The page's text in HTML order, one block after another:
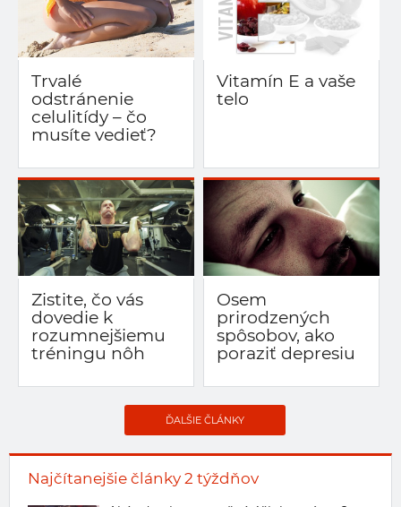
Najčítanejšie články 2 týždňov
Trvalé
odstránenie
celulitídy – čo
musíte vedieť?
Vitamín E a vaše
telo
Zistite, čo vás
dovedie k
rozumnejšiemu
tréningu nôh
Osem
prirodzených
spôsobov, ako
poraziť depresiu
ĎALŠIE ČLÁNKY